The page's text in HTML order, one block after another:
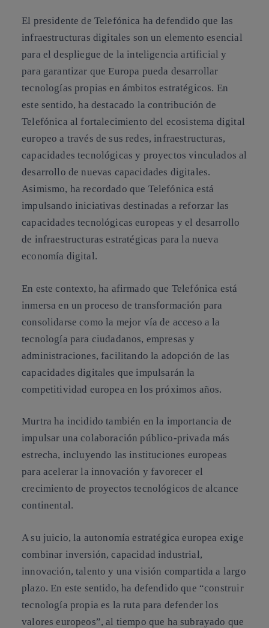
El presidente de Telefónica ha defendido que las
infraestructuras digitales son un elemento esencial
para el despliegue de la inteligencia artificial y
para garantizar que Europa pueda desarrollar
tecnologías propias en ámbitos estratégicos. En
este sentido, ha destacado la contribución de
Telefónica al fortalecimiento del ecosistema digital
europeo a través de sus redes, infraestructuras,
capacidades tecnológicas y proyectos vinculados al
desarrollo de nuevas capacidades digitales.
Asimismo, ha recordado que Telefónica está
impulsando iniciativas destinadas a reforzar las
capacidades tecnológicas europeas y el desarrollo
de infraestructuras estratégicas para la nueva
economía digital.
En este contexto, ha afirmado que Telefónica está
inmersa en un proceso de transformación para
consolidarse como la mejor vía de acceso a la
tecnología para ciudadanos, empresas y
administraciones, facilitando la adopción de las
capacidades digitales que impulsarán la
competitividad europea en los próximos años.
Murtra ha incidido también en la importancia de
impulsar una colaboración público-privada más
estrecha, incluyendo las instituciones europeas
para acelerar la innovación y favorecer el
crecimiento de proyectos tecnológicos de alcance
continental.
A su juicio, la autonomía estratégica europea exige
combinar inversión, capacidad industrial,
innovación, talento y una visión compartida a largo
plazo. En este sentido, ha defendido que “construir
tecnología propia es la ruta para defender los
valores europeos”, al tiempo que ha subrayado que